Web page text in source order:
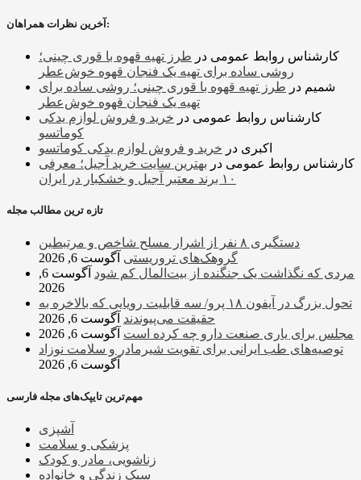
آخرین نظرات همراهان:
کارشناس روابط عمومی در طرز تهیه قهوه با قوری چینی؛
روشی ساده برای تهیه یک فنجان قهوه خوش‌عطر
شمیم در طرز تهیه قهوه با قوری چینی؛ روشی ساده برای
تهیه یک فنجان قهوه خوش‌عطر
کارشناس روابط عمومی در خرید و فروش لوازم یدکی
کوماتسو
اکبری در خرید و فروش لوازم یدکی کوماتسو
کارشناس روابط عمومی در بهترین سایت خرید آجیل؛ معرفی
۱۰ برند معتبر آجیل و خشکبار در ایران
تازه ترین مطالب مجله
دستگیری ۸ نفر از اشرار مسلح شاخص و مرتبطین
گروهک‌های تروریستی آگوست 6, 2026
مردی که نگذاشت یک جنگنده از بیت‌المال کم شود
آگوست 6,
2026
تحول بزرگ در آیفون ۱۸ پرو/ سه قابلیت رویایی که بالاخره به
حقیقت می‌پیوندند آگوست 6, 2026
مجلس برای یاری صنعت دارو چه کرده است آگوست 6, 2026
توصیه‌های طب ایرانی برای تقویت شیرمادر و سلامت نوزاد
آگوست 6, 2026
مهم‌ترین تایپک‌های مجله فارسی
آشپزی
پزشکی و سلامت
زناشویی، مادر و کودک
سبک زندگی و خانواده